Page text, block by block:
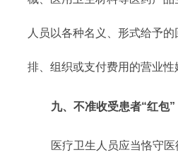
人员以各种名义、形式给予
排、组织或支付费用的营业性
九、不准收受患者“红包”
医疗卫生人员应当恪守